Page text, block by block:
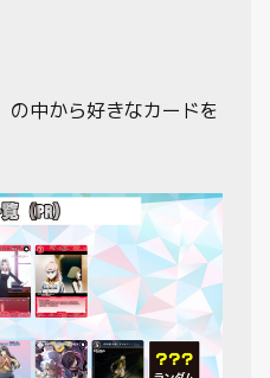
中から好きなカードを